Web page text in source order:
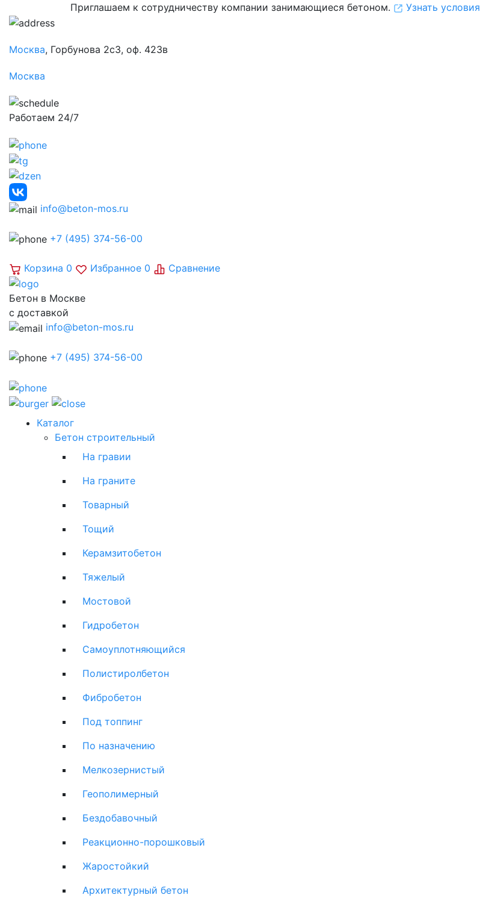
Приглашаем к сотрудничеству компании занимающиеся бетоном. Узнать условия
Москва, Горбунова 2с3, оф. 423в
Москва
Работаем 24/7
info@beton-mos.ru
+7 (495) 374-56-00
Корзина 0 Избранное 0 Сравнение
Бетон в Москве
с доставкой
info@beton-mos.ru
+7 (495) 374-56-00
Каталог
Бетон строительный
На гравии
На граните
Товарный
Тощий
Керамзитобетон
Тяжелый
Мостовой
Гидробетон
Самоуплотняющийся
Полистиролбетон
Фибробетон
Под топпинг
По назначению
Мелкозернистый
Геополимерный
Бездобавочный
Реакционно-порошковый
Жаростойкий
Архитектурный бетон